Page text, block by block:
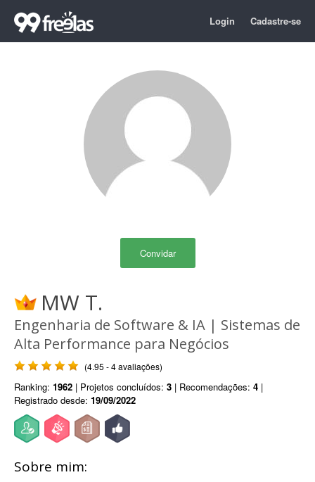
Login Cadastre-se
Convidar
MW T.
Engenharia de Software & IA | Sistemas de
Alta Performance para Negócios
(4.95 - 4 avaliações)
Ranking: 1962 | Projetos concluídos: 3 | Recomendações: 4 |
Registrado desde: 19/09/2022
Sobre mim: